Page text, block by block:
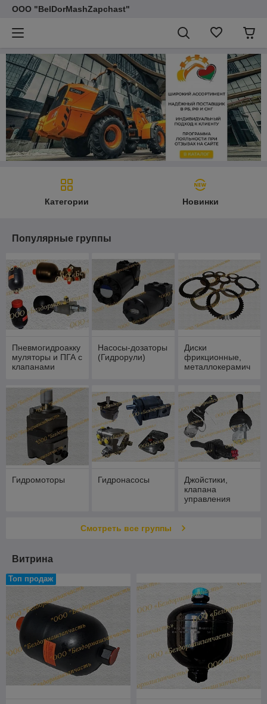
ООО "BelDorMashZapchast"
Категории Новинки
Популярные группы
Пневмогидроакку
муляторы и ПГА с
клапанами
Насосы-дозаторы
(Гидрорули)
Диски
фрикционные,
металлокерамич
Гидромоторы Гидронасосы
Джойстики,
клапана
управления
Смотреть все группы
Витрина
Топ продаж